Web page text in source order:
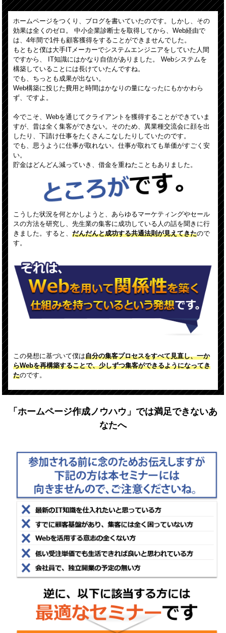
ホームページをつくり、ブログを書いていたのです。しかし、その
効果は全くのゼロ。
中小企業診断士を取得してから、Web経由で
は、4年間で1件も顧客獲得をすることができませんでした。
もともと僕は大手ITメーカーでシステムエンジニアをしていた人間
ですから、
IT知識にはかなり自信がありました。
Webシステムを
構築していることには長けていたんですね。
でも、ちっとも成果が出ない。
Web構築に投じた費用と時間はかなりの量になったにもかかわら
ず、ですよ。
今でこそ、Webを通じてクライアントを獲得することができていま
すが、昔は全く集客ができない。 そのため、異業種交流会に顔を出
したり、下請け仕事をたくさんこなしたりしていたのです。
でも、思うように仕事が取れない。仕事が取れても単価がすごく安
い。
貯金はどんどん減っていき、借金を重ねたこともありました。
こうした状況を何とかしようと、あらゆるマーケティングやセール
スの方法を研究し、先生業の集客に成功している人の話を聞きに行
きました。すると、だんだんと成功する共通法則が見えてきたので
す。
この発想に基づいて僕は自分の集客プロセスをすべて見直し、一か
らWebを再構築することで、少しずつ集客ができるようになってき
たのです。
「ホームページ作成ノウハウ」では満足できないあ
なたへ